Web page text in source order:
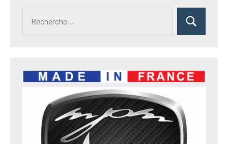
Rechercher